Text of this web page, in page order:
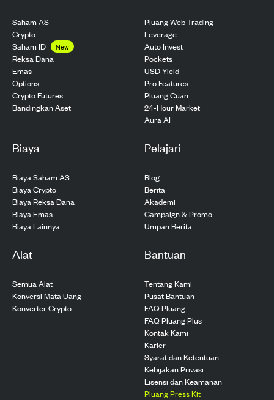
Saham AS
Crypto
Saham ID
New
Reksa Dana
Emas
Options
Crypto Futures
Bandingkan Aset
Pluang Web Trading
Leverage
Auto Invest
Pockets
USD Yield
Pro Features
Pluang Cuan
24-Hour Market
Aura AI
Biaya
Biaya Saham AS
Biaya Crypto
Biaya Reksa Dana
Biaya Emas
Biaya Lainnya
Pelajari
Blog
Berita
Akademi
Campaign & Promo
Umpan Berita
Alat
Semua Alat
Konversi Mata Uang
Konverter Crypto
Bantuan
Tentang Kami
Pusat Bantuan
FAQ Pluang
FAQ Pluang Plus
Kontak Kami
Karier
Syarat dan Ketentuan
Kebijakan Privasi
Lisensi dan Keamanan
Pluang Press Kit